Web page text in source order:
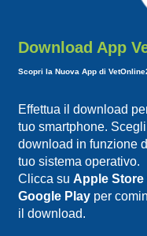
Download App
Scopri la Nuova App di
Effettua il download
tuo smartphone. Scegli
download in funzione
tuo sistema operativo.
Clicca su Apple Store
Google Playper
il download.